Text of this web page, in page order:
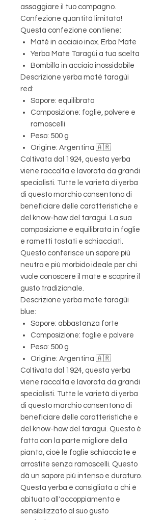
assaggiare il tuo compagno.
Confezione quantità limitata!
Questa confezione contiene:
Maté in acciaio inox. Erba Mate
Yerba Mate Taragúi a tua scelta
Bombilla in acciaio inossidabile
Descrizione yerba maté taragúi
red:
Sapore: equilibrato
Composizione: foglie, polvere e
ramoscelli
Peso: 500 g
Origine: Argentina 🇦🇷
Coltivata dal 1924, questa yerba
viene raccolta e lavorata da grandi
specialisti. Tutte le varietà di yerba
di questo marchio consentono di
beneficiare delle caratteristiche e
del know-how del taragui. La sua
composizione è equilibrata in foglie
e rametti tostati e schiacciati.
Questo conferisce un sapore più
neutro e più morbido ideale per chi
vuole conoscere il mate e scoprire il
gusto tradizionale.
Descrizione yerba mate taragüi
blue:
Sapore: abbastanza forte
Composizione: foglie e polvere
Peso: 500 g
Origine: Argentina 🇦🇷
Coltivata dal 1924, questa yerba
viene raccolta e lavorata da grandi
specialisti. Tutte le varietà di yerba
di questo marchio consentono di
beneficiare delle caratteristiche e
del know-how del taragui. Questo è
fatto con la parte migliore della
pianta, cioè le foglie schiacciate e
arrostite senza ramoscelli. Questo
dà un sapore più intenso e duraturo.
Questa yerba è consigliata a chi è
abituato all'accoppiamento e
sensibilizzato al suo gusto